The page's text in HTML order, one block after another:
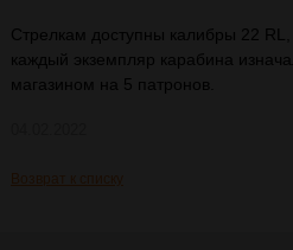
Стрелкам доступны калибры 22
каждый экземпляр карабина
магазином на 5 патронов.
Возврат к списку